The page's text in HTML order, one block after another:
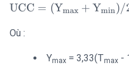
\text{UCC}
+
UCC = (Ymax + Ymin)/
Où :
Ymax = 3,33(Tmax -